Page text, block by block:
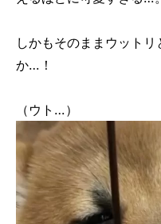
しかもそのままウット
か…！
（ウト…）